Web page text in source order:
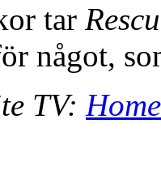
tar
något,
TV: